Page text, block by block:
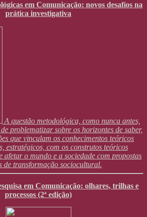
em Comunicação: novos desafíos na
prática investigativa
A questão metodológica, como nunca antes,
problematizar sobre os horizontes de saber,
que vinculam os conhecimentos teóricos
estratégicos, com os construtos teóricos
afetar o mundo e a sociedade com propostas
de transformação sociocultural.
em Comunicação: olhares, trilhas e
processos (2ª edição)